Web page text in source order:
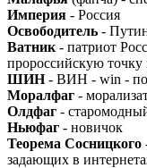
Империя - Россия
Освободитель -
Ватник - патриот
пророссийскую точку
ШИН- ВИН - win -
Моралфаг -
Олдфаг -
Ньюфаг - новичок
Теорема Сосницкого
задающих в